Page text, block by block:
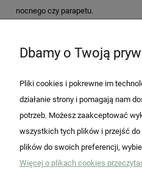
nocnego czy parapetu.
Dbamy o Twoją
Pliki cookies i pokrewne im
działanie strony i pomagają nam
potrzeb. Możesz zaakceptować
wszystkich tych plików i przejść
plików do swoich preferencji,
Więcej o plikach cookies